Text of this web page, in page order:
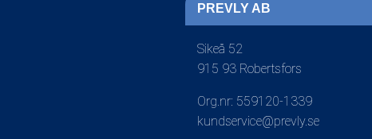
PREVLY AB
Sikeå 52
915 93 Robertsfors
Org.nr: 559120-1339
kundservice@prevly.se